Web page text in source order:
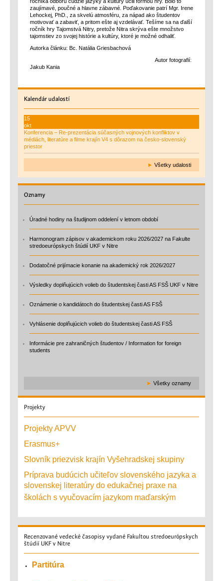
zaujímavé, poučné a hlavne zábavné. Poďakovanie patrí Mgr. Irene
Lehockej, PhD., za skvelú atmosféru, za nápad ako študentov
motivovať a zabaviť, a pritom ešte aj vzdelávať. Tešíme sa na ďalší
ročník hry Tajomstvá Nitry, pretože Nitra skrýva ešte množstvo
tajomstiev zo svojej histórie a kultúry, ktoré je možné odhaliť.
Autorka článku: Bc. Natália Griesbachová
Autor fotografií:
Jakub Kania
Kalendárudalostí
15
okt
Konferencia – Re-prezentácia súčasných vojnových konfliktov v
médiách, literatúre a filme krajín V4 s dôrazom na česko-slovenský
priestor
► Všetky udalosti
Oznamy
Úradné hodiny na študijnom oddelení v letnom období
Harmonogram zápisov v akademickom roku 2026/2027 na Fakulte
stredoeurópskych štúdií UKF v Nitre
Dodatočné prijímacie konanie na akademický rok 2026/2027
Výsledky doplňujúcich volieb do študentskej časti AS FSŠ UKF v Nitre
Oznámenie o kandidátoch do študentskej časti AS FSŠ
Vyhlásenie doplňujúcich volieb do študentskej časti AS FSŠ
Informácie pre zahraničných študentov / Information for foreign
students
► Všetky oznamy
Projekty
Projekty APVV
Erasmus+
Slovník priezvisk krajín Vyšehradskej skupiny
Príprava budúcich učiteľov slovenského jazyka a
slovenskej literatúry do edukačnej praxe na
školách s vyučovacím jazykom maďarským
Recenzované vedecké časopisy vydané Fakultou stredoeurópskych
štúdií UKF v Nitre
Partitúra